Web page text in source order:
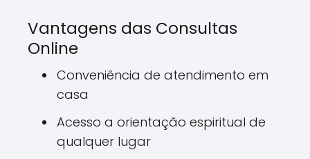
Vantagens das Consultas
Online
Conveniência de atendimento em
casa
Acesso a orientação espiritual de
qualquer lugar